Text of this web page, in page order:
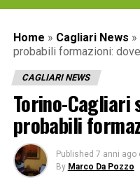
Home » Cagliari News »
probabili formazioni:
CAGLIARI NEWS
Torino-Cagliari
probabili
Published 7 anni ago
By Marco Da Pozzo